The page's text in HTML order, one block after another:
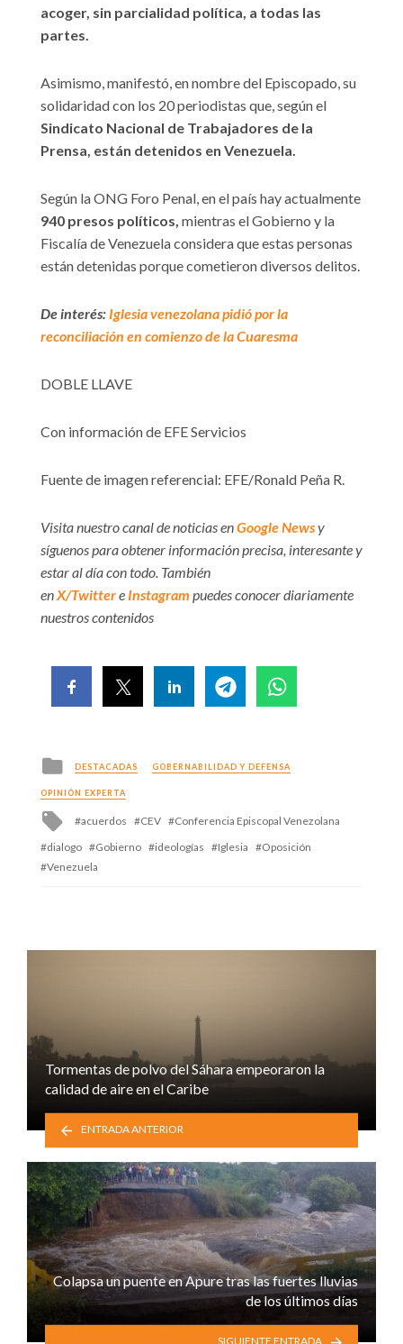
acoger, sin parcialidad política, a todas las
partes.
Asimismo, manifestó, en nombre del Episcopado, su
solidaridad con los 20 periodistas que, según el
Sindicato Nacional de Trabajadores de la
Prensa, están detenidos en Venezuela.
Según la ONG Foro Penal, en el país hay actualmente
940 presos políticos, mientras el Gobierno y la
Fiscalía de Venezuela considera que estas personas
están detenidas porque cometieron diversos delitos.
De interés: Iglesia venezolana pidió por la
reconciliación en comienzo de la Cuaresma
DOBLE LLAVE
Con información de EFE Servicios
Fuente de imagen referencial: EFE/Ronald Peña R.
Visita nuestro canal de noticias enGoogle Newsy
síguenos para obtener información precisa, interesante y
estar al día con todo. También
enX/Twittere Instagram puedes conocer diariamente
nuestros contenidos
Posted
in
DESTACADAS GOBERNABILIDAD Y DEFENSA
OPINIÓN EXPERTA
Tagged
acuerdos CEV
Conferencia Episcopal Venezolana
dialogo
Gobierno ideologías Iglesia
Oposición
Venezuela
Tormentas de polvo del Sáhara empeoraron la
calidad de aire en el Caribe
ENTRADA ANTERIOR
Colapsa un puente en Apure tras las fuertes lluvias
de los últimos días